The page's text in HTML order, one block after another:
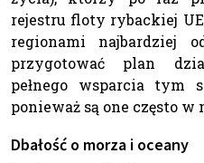
rejestru floty rybackiej
regionami najbardziej
przygotować plan
pełnego wsparcia tym
ponieważ są one często
Dbałość o morza i oceany